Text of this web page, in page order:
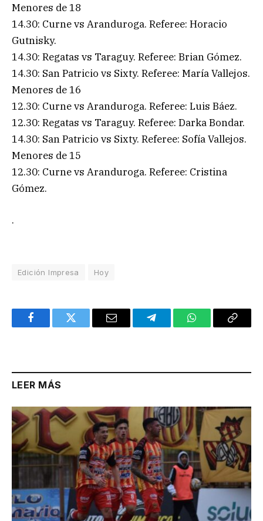
Menores de 18
14.30: Curne vs Aranduroga. Referee: Horacio
Gutnisky.
14.30: Regatas vs Taraguy. Referee: Brian Gómez.
14.30: San Patricio vs Sixty. Referee: María Vallejos.
Menores de 16
12.30: Curne vs Aranduroga. Referee: Luis Báez.
12.30: Regatas vs Taraguy. Referee: Darka Bondar.
14.30: San Patricio vs Sixty. Referee: Sofía Vallejos.
Menores de 15
12.30: Curne vs Aranduroga. Referee: Cristina
Gómez.
.
Edición Impresa Hoy
FacebookTwitter Email TelegramWhatsAppCopy
LEER MÁS